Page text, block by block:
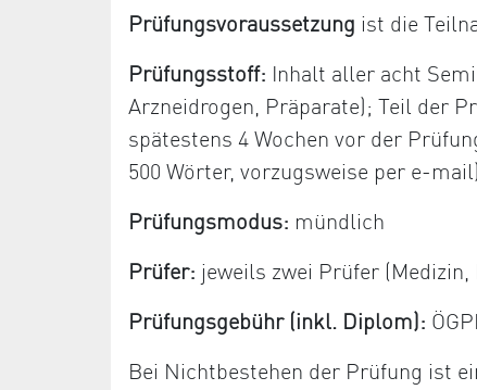
Prüfungsvoraussetzung ist die
Prüfungsstoff: Inhalt aller acht
Arzneidrogen, Präparate); Teil der
spätestens 4 Wochen vor der
500 Wörter, vorzugsweise per e-
Prüfungsmodus: mündlich
Prüfer: jeweils zwei Prüfer
Prüfungsgebühr (inkl. Diplom):
Bei Nichtbestehen der Prüfung ist